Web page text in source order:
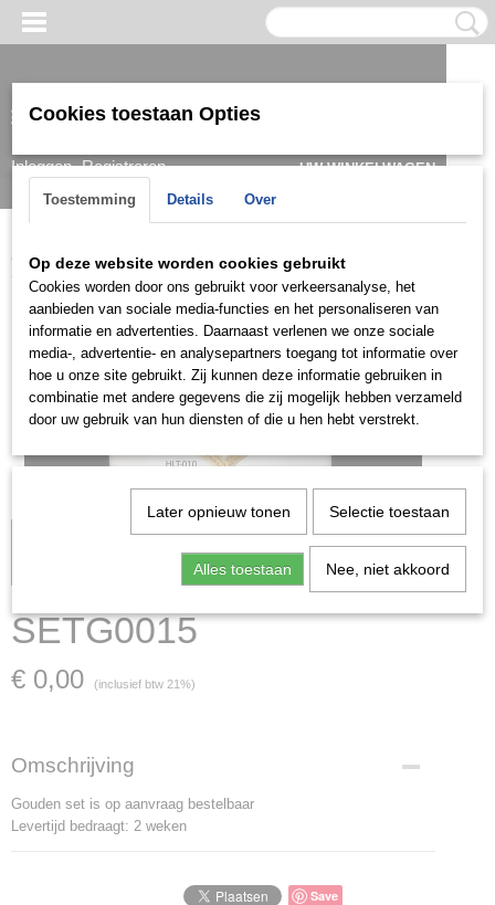
Inloggen Registreren
UW WINKELWAGEN
Home > Goud SETG0015
zaak is verkocht; in dat geval nemen wij contact met u op.
SETG0015
€ 0,00 (inclusief btw 21%)
Omschrijving
Gouden set is op aanvraag bestelbaar
Levertijd bedraagt: 2 weken
Save
Cookies toestaan Opties
Toestemming Details Over
Op deze website worden cookies gebruikt
Cookies worden door ons gebruikt voor verkeersanalyse, het
aanbieden van sociale media-functies en het personaliseren van
informatie en advertenties. Daarnaast verlenen we onze sociale
media-, advertentie- en analysepartners toegang tot informatie over
hoe u onze site gebruikt. Zij kunnen deze informatie gebruiken in
combinatie met andere gegevens die zij mogelijk hebben verzameld
door uw gebruik van hun diensten of die u hen hebt verstrekt.
Later opnieuw tonen Selectie toestaan
Alles toestaan Nee, niet akkoord